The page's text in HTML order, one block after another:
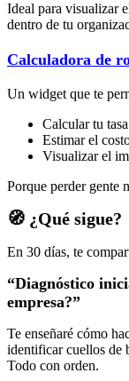
Ideal para visualizar
dentro de tu
Calculadora de
Un widget que te
Calcular tu
Estimar el
Visualizar el
Porque perder gente
🧭 ¿Qué sigue?
En 30 días, te
“Diagnóstico
empresa?”
Te enseñaré cómo
identificar cuellos de
Todo con orden.